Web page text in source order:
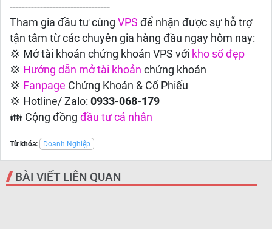
---------------------------------
Tham gia đầu tư cùng VPS để nhận được sự hỗ trợ
tận tâm từ các chuyên gia hàng đầu ngay hôm nay:
💢 Mở tài khoản chứng khoán VPS với kho số đẹp
💢 Hướng dẫn mở tài khoản chứng khoán
💢 Fanpage Chứng Khoán & Cổ Phiếu
💢 Hotline/ Zalo: 0933-068-179
👪 Cộng đồng đầu tư cá nhân
Từ khóa: Doanh Nghiệp
BÀI VIẾT LIÊN QUAN